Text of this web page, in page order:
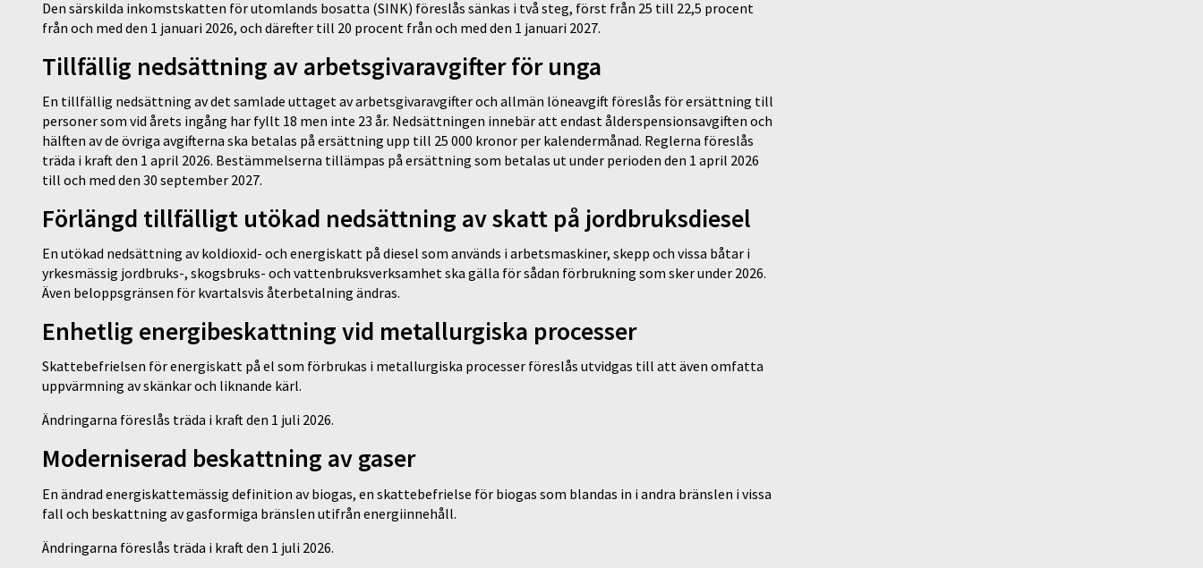
Den särskilda inkomstskatten för utomlands bosatta (SINK) föreslås sänkas i två steg, först från 25 till 22,5 procent
från och med den 1 januari 2026, och därefter till 20 procent från och med den 1 januari 2027.
Tillfällig nedsättning av arbetsgivaravgifter för unga
En tillfällig nedsättning av det samlade uttaget av arbetsgivaravgifter och allmän löneavgift föreslås för ersättning till
personer som vid årets ingång har fyllt 18 men inte 23 år. Nedsättningen innebär att endast ålderspensionsavgiften och
hälften av de övriga avgifterna ska betalas på ersättning upp till 25 000 kronor per kalendermånad. Reglerna föreslås
träda i kraft den 1 april 2026. Bestämmelserna tillämpas på ersättning som betalas ut under perioden den 1 april 2026
till och med den 30 september 2027.
Förlängd tillfälligt utökad nedsättning av skatt på jordbruksdiesel
En utökad nedsättning av koldioxid- och energiskatt på diesel som används i arbetsmaskiner, skepp och vissa båtar i
yrkesmässig jordbruks-, skogsbruks- och vattenbruksverksamhet ska gälla för sådan förbrukning som sker under 2026.
Även beloppsgränsen för kvartalsvis återbetalning ändras.
Enhetlig energibeskattning vid metallurgiska processer
Skattebefrielsen för energiskatt på el som förbrukas i metallurgiska processer föreslås utvidgas till att även omfatta
uppvärmning av skänkar och liknande kärl.
Ändringarna föreslås träda i kraft den 1 juli 2026.
Moderniserad beskattning av gaser
En ändrad energiskattemässig definition av biogas, en skattebefrielse för biogas som blandas in i andra bränslen i vissa
fall och beskattning av gasformiga bränslen utifrån energiinnehåll.
Ändringarna föreslås träda i kraft den 1 juli 2026.